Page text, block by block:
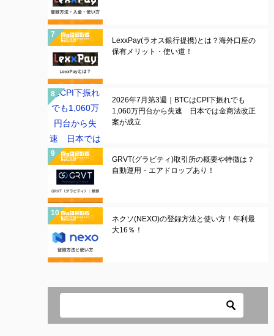
LexxPay(ラオス銀行提携)とは？海外口座の
保有メリット・使い道！
2026年7月第3週｜BTCはCPI下振れでも
1,060万円台から失速 日本では金商法改正
案が成立
GRVT(グラビティ)取引所の概要や特徴は？
自動運用・エアドロップあり！
ネクソ(NEXO)の登録方法と使い方！年利最
大16％！